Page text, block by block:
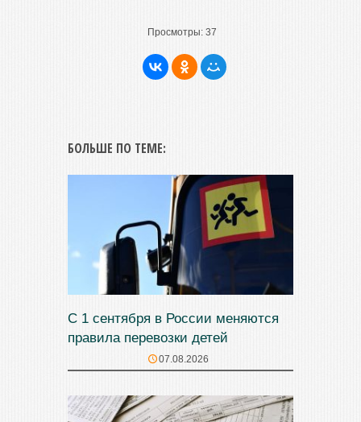
Просмотры: 37
БОЛЬШЕ ПО ТЕМЕ:
С 1 сентября в России меняются
правила перевозки детей
07.08.2026